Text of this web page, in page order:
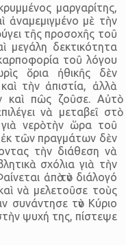
μαργαρίτης,
ἀναμεμιγμένο μὲ τὴν
τῆς προσοχῆς τοῦ
μεγάλη δεκτικότητα
τοῦ λόγου
ὅρια ἠθικῆς δὲν
τὴν ἀπιστία, ἀλλὰ
καὶ πῶς ζοῦσε. Αὐτὸ
νὰ μεταβεῖ στὸ
γιὰ νερὸ τὴν ὥρα τοῦ
τῶν πραγμάτων δὲν
τὴν διάθεση νὰ
σχόλια γιὰ τὴν
ἀπὸ τὸν διάλογό
νὰ μελετοῦσε τοὺς
συνάντησε τὸν Κύριο
ψυχή της, πίστεψε